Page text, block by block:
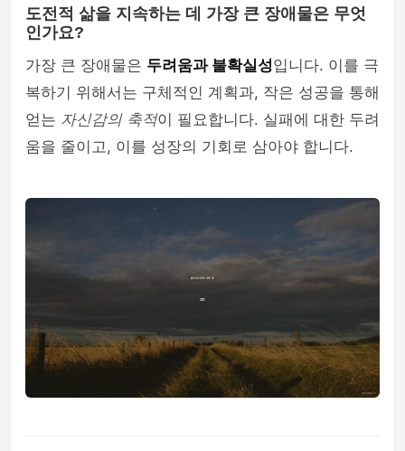
도전적 삶을 지속하는 데 가장 큰 장애물은 무엇
인가요?
가장 큰 장애물은 두려움과 불확실성입니다. 이를 극
복하기 위해서는 구체적인 계획과, 작은 성공을 통해
얻는 자신감의 축적이 필요합니다. 실패에 대한 두려
움을 줄이고, 이를 성장의 기회로 삼아야 합니다.